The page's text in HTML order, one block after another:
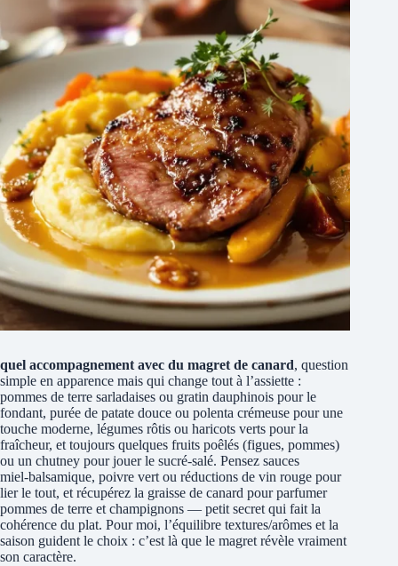
quel accompagnement avec du magret de canard, question
simple en apparence mais qui change tout à l’assiette :
pommes de terre sarladaises ou gratin dauphinois pour le
fondant, purée de patate douce ou polenta crémeuse pour une
touche moderne, légumes rôtis ou haricots verts pour la
fraîcheur, et toujours quelques fruits poêlés (figues, pommes)
ou un chutney pour jouer le sucré‑salé. Pensez sauces
miel‑balsamique, poivre vert ou réductions de vin rouge pour
lier le tout, et récupérez la graisse de canard pour parfumer
pommes de terre et champignons — petit secret qui fait la
cohérence du plat. Pour moi, l’équilibre textures/arômes et la
saison guident le choix : c’est là que le magret révèle vraiment
son caractère.